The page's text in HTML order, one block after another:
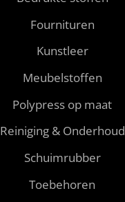
Fournituren
Kunstleer
Meubelstoffen
Polypress op maat
Reiniging & Onderhoud
Schuimrubber
Toebehoren